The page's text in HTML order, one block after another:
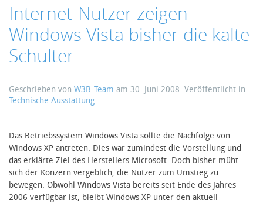
Internet-Nutzer zeigen
Windows Vista bisher die kalte
Schulter
Geschrieben von W3B-Team am 30. Juni 2008. Veröffentlicht in
Technische Ausstattung.
Das Betriebssystem Windows Vista sollte die Nachfolge von
Windows XP antreten. Dies war zumindest die Vorstellung und
das erklärte Ziel des Herstellers Microsoft. Doch bisher müht
sich der Konzern vergeblich, die Nutzer zum Umstieg zu
bewegen. Obwohl Windows Vista bereits seit Ende des Jahres
2006 verfügbar ist, bleibt Windows XP unter den aktuell